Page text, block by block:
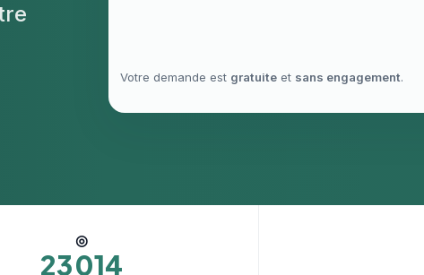
Votre demande est gratuite et sans engagement.
◎
23 014